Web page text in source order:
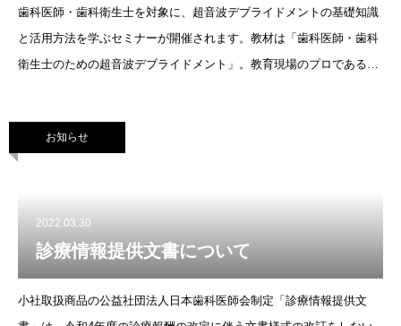
歯科医師・歯科衛生士を対象に、超音波デブライドメントの基礎知識
と活用方法を学ぶセミナーが開催されます。教材は「歯科医師・歯科
衛生士のための超音波デブライドメント」。教育現場のプロである著
お知らせ
2022.03.30
診療情報提供文書について
小社取扱商品の公益社団法人日本歯科医師会制定「診療情報提供文